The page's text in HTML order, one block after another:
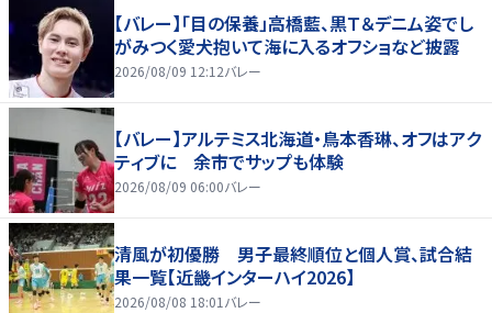
【バレー】「目の保養」高橋藍、黒Ｔ＆デニム姿でし
がみつく愛犬抱いて海に入るオフショなど披露
2026/08/09 12:12バレー
【バレー】アルテミス北海道・鳥本香琳、オフはアク
ティブに 余市でサップも体験
2026/08/09 06:00バレー
清風が初優勝 男子最終順位と個人賞、試合結
果一覧【近畿インターハイ2026】
2026/08/08 18:01 バレー